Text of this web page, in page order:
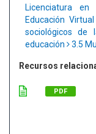
Licenciatura en
Educación
sociológicos de
educación
3.5
Recursos
PDF